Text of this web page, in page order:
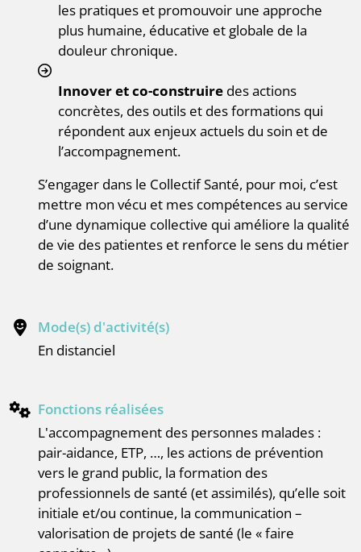
les pratiques et promouvoir une approche
plus humaine, éducative et globale de la
douleur chronique.
Innover et co-construire des actions
concrètes, des outils et des formations qui
répondent aux enjeux actuels du soin et de
l’accompagnement.
S’engager dans le Collectif Santé, pour moi, c’est
mettre mon vécu et mes compétences au service
d’une dynamique collective qui améliore la qualité
de vie des patientes et renforce le sens du métier
de soignant.
Mode(s) d'activité(s)
en distanciel
Fonctions réalisées
l'accompagnement des personnes malades :
pair-aidance, ETP, …, les actions de prévention
vers le grand public, la formation des
professionnels de santé (et assimilés), qu’elle soit
initiale et/ou continue, la communication –
valorisation de projets de santé (le « faire